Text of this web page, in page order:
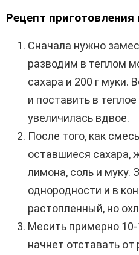
Рецепт приготовления
Сначала нужно
разводим в теплом
сахара и 200 г муки.
и поставить в
увеличилась вдвое.
После того, как
оставшиеся сахара,
лимона, соль и муку.
однородности и в
растопленный, но
Месить примерно 10-
начнет отставать от